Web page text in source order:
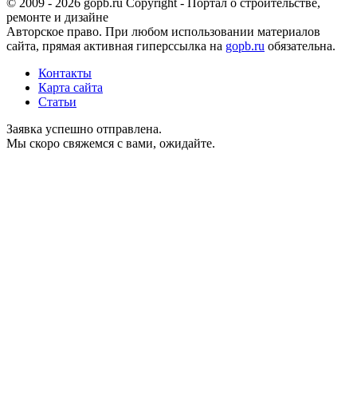
ремонте и дизайне
Авторское право. При любом использовании материалов
сайта, прямая активная гиперссылка на gopb.ru обязательна.
Контакты
Карта сайта
Статьи
Заявка успешно отправлена.
Мы скоро свяжемся с вами, ожидайте.